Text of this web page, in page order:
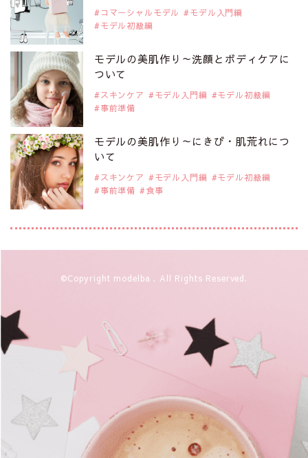
2019年9月29日
注目モデルを1名追加いたしました。
是非ご覧ください。
大注目のモデル10人
2019年9月29日
注目モデルを1名追加いたしました。
是非ご覧ください。
注目のアジア系モデル
2019年9月29日
注目モデルを1名追加いたしました。
2019年9月29日
注目モデル イーランさん
コマーシャルモデル
モデル入門編
モデル初級編
モデルの美肌作り～洗顔とボディケアに
ついて
スキンケア モデル入門編
モデル初級編
事前準備
モデルの美肌作り～にきび・肌荒れにつ
いて
スキンケア モデル入門編
モデル初級編
事前準備
食事
©Copyright modelba . All Rights Reserved.